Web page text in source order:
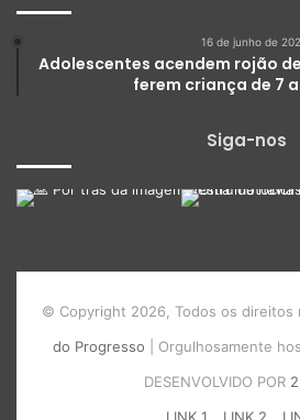
16 de junho de
Adolescentes acendem rojão
ferem criança de 7
Siga-nos
© Copyright 2026, Todos os direitos
do Progresso | Orgulhosamente
DESENVOLVIDO POR